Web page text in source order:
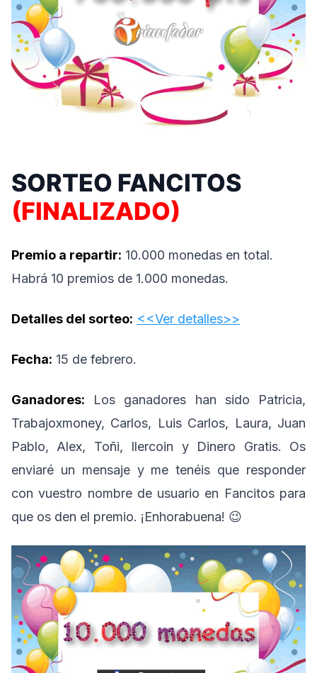
SORTEO FANCITOS
(FINALIZADO)
Premio a repartir: 10.000 monedas en total.
Habrá 10 premios de 1.000 monedas.
Detalles del sorteo: <<Ver detalles>>
Fecha: 15 de febrero.
Ganadores: Los ganadores han sido Patricia,
Trabajoxmoney, Carlos, Luis Carlos, Laura, Juan
Pablo, Alex, Toñi, Ilercoin y Dinero Gratis. Os
enviaré un mensaje y me tenéis que responder
con vuestro nombre de usuario en Fancitos para
que os den el premio. ¡Enhorabuena! 😉